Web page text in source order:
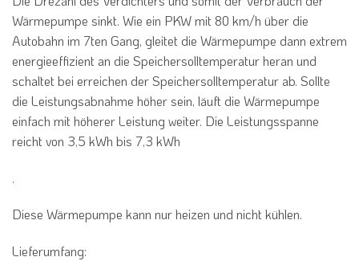
Wärmepumpe sinkt. Wie ein PKW mit 80 km/h über die
Autobahn im 7ten Gang, gleitet die Wärmepumpe dann extrem
energieeffizient an die Speichersolltemperatur heran und
schaltet bei erreichen der Speichersolltemperatur ab. Sollte
die Leistungsabnahme höher sein, läuft die Wärmepumpe
einfach mit höherer Leistung weiter. Die Leistungsspanne
reicht von 3,5 kWh bis 7,3 kWh
.
Diese Wärmepumpe kann nur heizen und nicht kühlen.
Lieferumfang: